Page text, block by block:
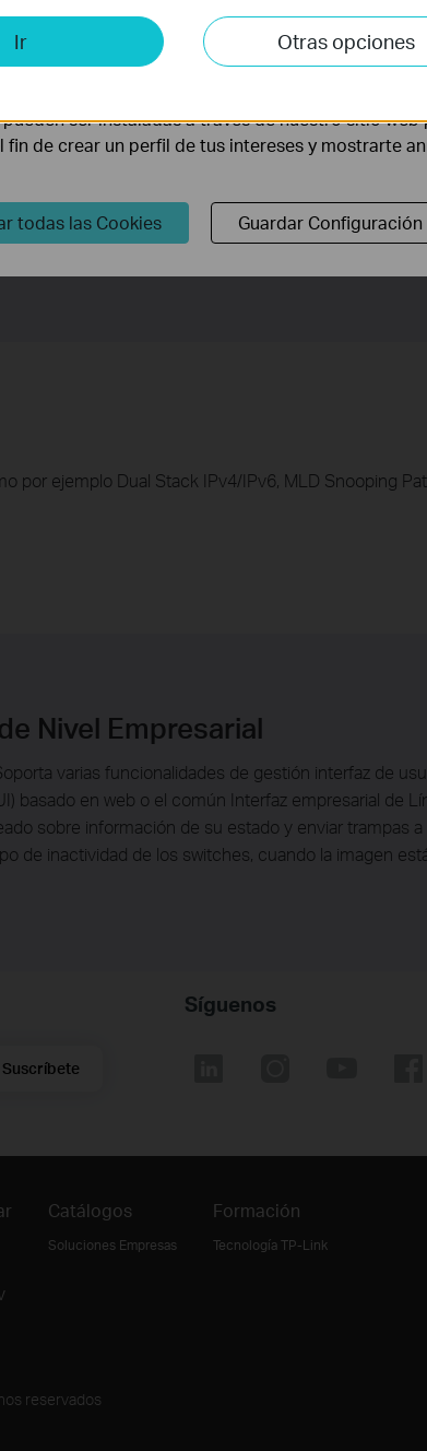
por ejemplo Dual Stack IPv4/IPv6, MLD Snooping
Nivel Empresarial
varias funcionalidades de gestión interfaz de
basado en web o el común Interfaz empresarial de
sobre información de su estado y enviar trampas
de inactividad de los switches, cuando la imagen
Suscríbete
Síguenos
Catálogos
Soluciones Empresas
Formación
Tecnología TP-Link
reservados
Ir Otras opciones
permiten analizar tus actividades en nuestro sitio
del mismo.
ser instaladas a través de nuestro sitio
de crear un perfil de tus intereses y mostrarte
todas las Cookies Guardar Configuración